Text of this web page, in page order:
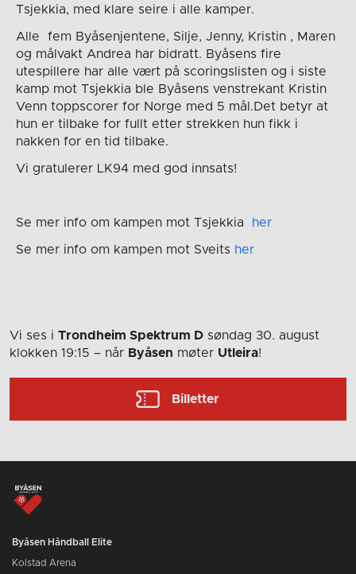
Tsjekkia, med klare seire i alle kamper.
Alle fem Byåsenjentene, Silje, Jenny, Kristin , Maren
og målvakt Andrea har bidratt. Byåsens fire
utespillere har alle vært på scoringslisten og i siste
kamp mot Tsjekkia ble Byåsens venstrekant Kristin
Venn toppscorer for Norge med 5 mål.Det betyr at
hun er tilbake for fullt etter strekken hun fikk i
nakken for en tid tilbake.
Vi gratulerer LK94 med god innsats!
Se mer info om kampen mot Tsjekkia her
Se mer info om kampen mot Sveits her
Vi ses i Trondheim Spektrum D søndag 30. august
klokken 19:15 – når Byåsen møter Utleira!
Billetter
Byåsen Håndball Elite
Kolstad Arena